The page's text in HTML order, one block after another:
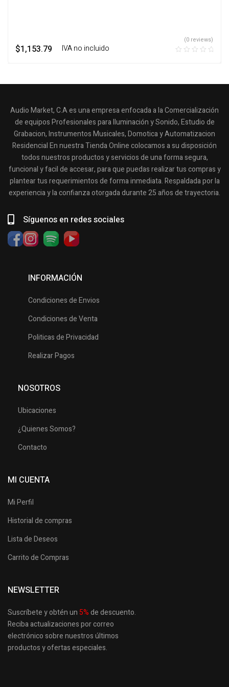
$1,153.79 ‎ ‎ ‎ IVA no incluido
(0 reviews)
Audio Market, C.A es una empresa enfocada a la Comercialización
de equipos Profesionales para Iluminación y Sonido, Estudio de
Grabacion, Instrumentos Musicales, Domotica y Automatizacion
Residencial En nuestra Tienda Online colocamos a su disposición
todos nuestros productos y servicios de una forma segura,
funcional y facil de accesar, para que puedas realizar tus compras y
plantear tus requerimientos de forma inmediata. Respaldada por la
experiencia y la confianza otorgada durante 25 años de trayectoria.
Síguenos en redes sociales
INFORMACIÓN
Condiciones de Envios
Condiciones de Venta
Politicas de Privacidad
Realizar Pagos
NOSOTROS
Ubicaciones
¿Quienes Somos?
Contacto
MI CUENTA
Mi Perfil
Historial de compras
Lista de Deseos
Carrito de Compras
NEWSLETTER
Suscríbete y obtén un 5%de descuento.
Reciba actualizaciones por correo
electrónico sobre nuestros últimos
productosy ofertas especiales.